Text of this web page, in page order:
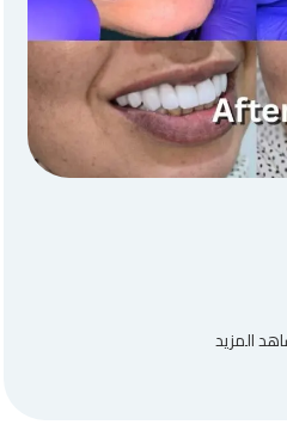
المزيد